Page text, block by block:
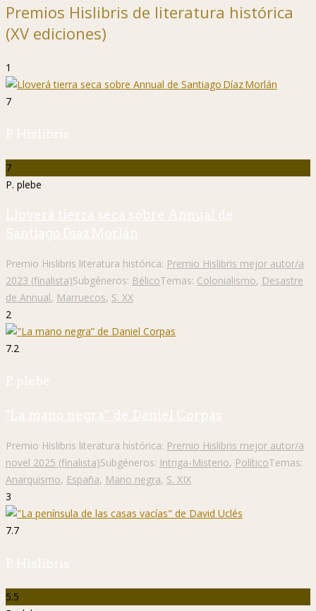
Premios Hislibris de literatura histórica
(XV ediciones)
1
7
P. Hislibris
7
P. plebe
Lloverá tierra seca sobre Annual de
Santiago Díaz Morlán
Premio Hislibris literatura histórica: Premio Hislibris mejor autor/a
2023 (finalista)Subgéneros: BélicoTemas: Colonialismo, Desastre
de Annual, Marruecos, S. XX
2
7.2
P. plebe
"La mano negra” de Daniel Corpas
Premio Hislibris literatura histórica: Premio Hislibris mejor autor/a
novel 2025 (finalista)Subgéneros: Intriga-Misterio, PolíticoTemas:
Anarquismo, España, Mano negra, S. XIX
3
7.7
P. Hislibris
5.5